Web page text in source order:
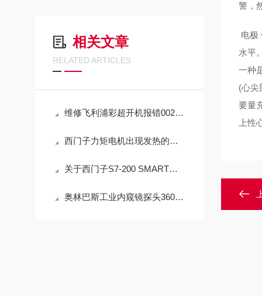
相关文章
RELATED ARTICLES
维修飞利浦彩超开机报错0022常见故障修理（芯片级修理）
西门子力矩电机出现发热的情况时应该怎么办？
关于西门子S7-200 SMART程序上载密码解密方法
奥林巴斯工业内窥镜探头360度转动没反应常见故障修理
警，
电极
水平
一种
(心尖
要量
上